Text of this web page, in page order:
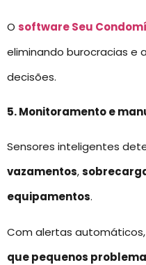
O software Seu
eliminando burocracias e
decisões.
5. Monitoramento e
Sensores inteligentes
vazamentos,
equipamentos.
Com alertas automáticos,
que pequenos